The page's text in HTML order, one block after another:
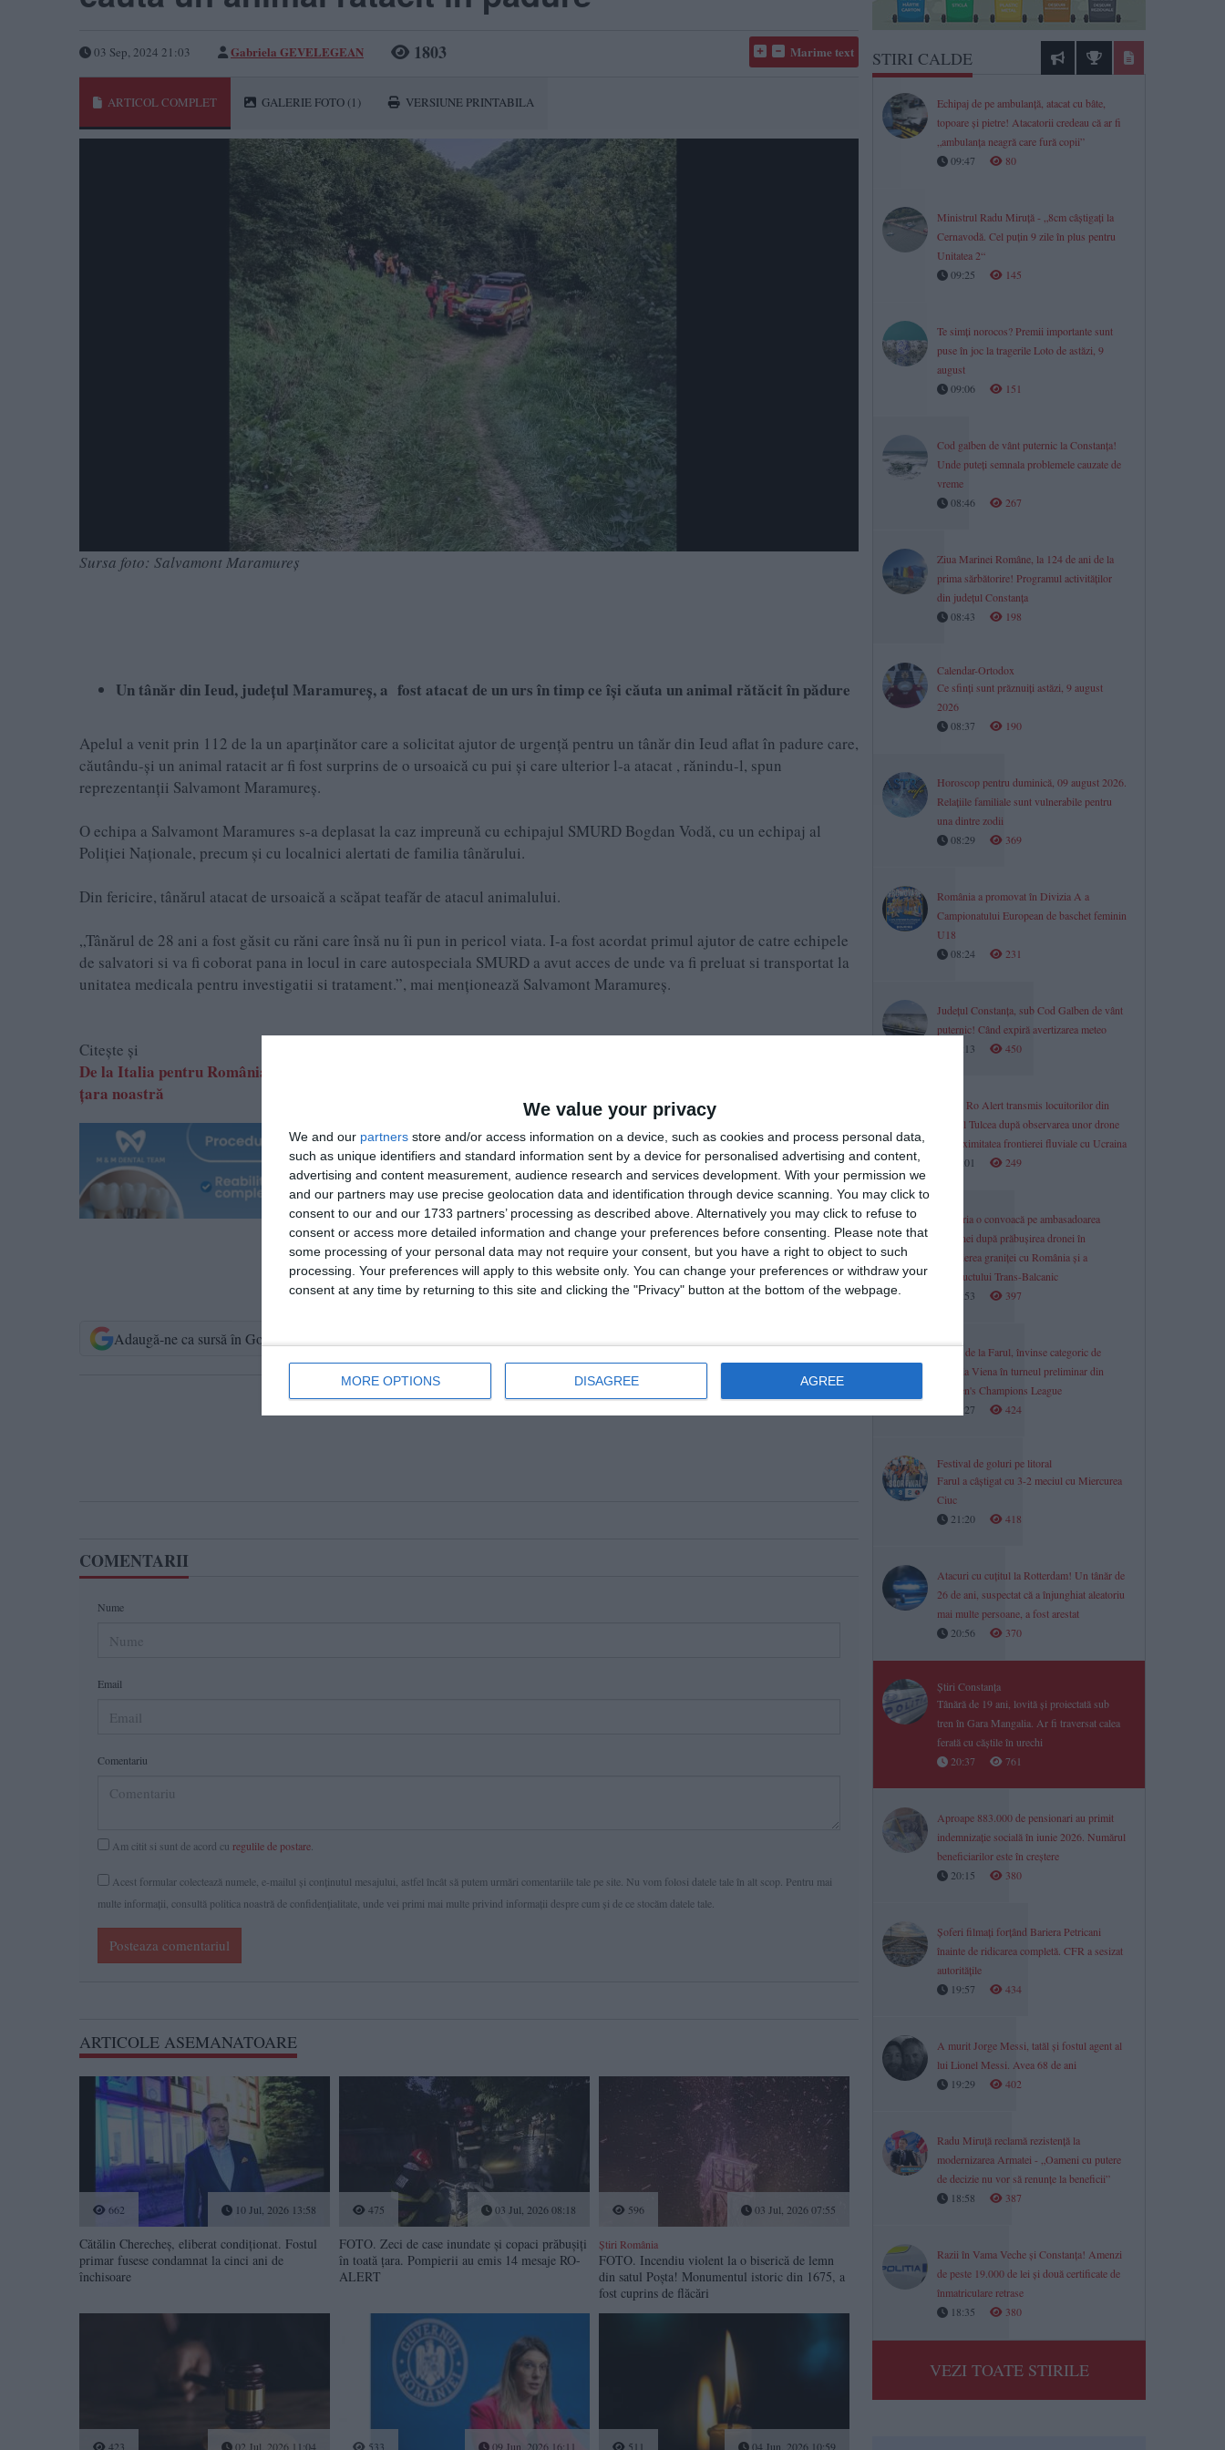
We value your privacy
We and our partners store and/or access information on a device, such as cookies and process personal data,
such as unique identifiers and standard information sent by a device for personalised advertising and content,
advertising and content measurement, audience research and services development. With your permission we
and our partners may use precise geolocation data and identification through device scanning. You may click to
consent to our and our 1733 partners’ processing as described above. Alternatively you may click to refuse to
consent or access more detailed information and change your preferences before consenting.
Please note that
some processing of your personal data may not require your consent, but you have a right to object to such
processing. Your preferences will apply to this website only. You can change your preferences or withdraw your
consent at any time by returning to this site and clicking the "Privacy" button at the bottom of the webpage.
MORE OPTIONS DISAGREE AGREE
03 Sep, 2024 21:03 Gabriela GEVELEGEAN 1803 Marime text
ARTICOL COMPLET GALERIE FOTO (1) VERSIUNE PRINTABILA
Sursa foto: Salvamont Maramureș
Un tânăr din Ieud, județul Maramureș, a fost atacat de un urs în timp ce își căuta un animal rătăcit în pădure
Apelul a venit prin 112 de la un aparținător care a solicitat ajutor de urgență pentru un tânăr din Ieud aflat în padure care,
căutându-și un animal ratacit ar fi fost surprins de o ursoaică cu pui și care ulterior l-a atacat , rănindu-l, spun
reprezentanții Salvamont Maramureș.
O echipa a Salvamont Maramures s-a deplasat la caz impreună cu echipajul SMURD Bogdan Vodă, cu un echipaj al
Poliției Naționale, precum și cu localnici alertati de familia tânărului.
Din fericire, tânărul atacat de ursoaică a scăpat teafăr de atacul animalului.
„Tânărul de 28 ani a fost găsit cu răni care însă nu îi pun in pericol viata. I-a fost acordat primul ajutor de catre echipele
de salvatori si va fi coborat pana in locul in care autospeciala SMURD a avut acces de unde va fi preluat si transportat la
unitatea medicala pentru investigatii si tratament.”, mai menționează Salvamont Maramureș.
Citește și
De la Italia pentru RomâniaUciderea unui urs care a atacat un turist, oprită pe motiv că animalul ar putea fi adus în
țara noastră
Adaugă-ne ca sursă în Google
Ti-a placut articolul?
COMENTARII
Nume
Email
Comentariu
Am citit si sunt de acord cu regulile de postare.
Acest formular colectează numele, e-mailul şi conținutul mesajului, astfel încât să putem urmări comentariile tale pe site. Nu vom folosi datele tale în alt scop. Pentru mai
multe informaţii, consultă politica noastră de confidenţialitate, unde vei primi mai multe privind informaţii despre cum și de ce stocăm datele tale.
Posteaza comentariul
ARTICOLE ASEMANATOARE
662 10 Jul, 2026 13:58
Cătălin Cherecheș, eliberat condiționat. Fostul
primar fusese condamnat la cinci ani de
închisoare
475 03 Jul, 2026 08:18
FOTO. Zeci de case inundate și copaci prăbușiți
în toată țara. Pompierii au emis 14 mesaje RO-
ALERT
596 03 Jul, 2026 07:55
Știri România
FOTO. Incendiu violent la o biserică de lemn
din satul Poșta! Monumentul istoric din 1675, a
fost cuprins de flăcări
423 02 Jul, 2026 11:04 533 09 Jun, 2026 16:11 511 04 Jun, 2026 10:59
STIRI CALDE
Echipaj de pe ambulanță, atacat cu bâte,
topoare şi pietre! Atacatorii credeau că ar fi
„ambulanţa neagră care fură copii”
09:47
80
Ministrul Radu Miruță - „8cm câștigați la
Cernavodă. Cel puțin 9 zile în plus pentru
Unitatea 2“
09:25
145
Te simți norocos? Premii importante sunt
puse în joc la tragerile Loto de astăzi, 9
august
09:06
151
Cod galben de vânt puternic la Constanța!
Unde puteți semnala problemele cauzate de
vreme
08:46
267
Ziua Marinei Române, la 124 de ani de la
prima sărbătorire! Programul activităților
din județul Constanța
08:43
198
Calendar-Ortodox
Ce sfinți sunt prăznuiți astăzi, 9 august
2026
08:37
190
Horoscop pentru duminică, 09 august 2026.
Relațiile familiale sunt vulnerabile pentru
una dintre zodii
08:29
369
România a promovat în Divizia A a
Campionatului European de baschet feminin
U18
08:24
231
Județul Constanța, sub Cod Galben de vânt
puternic! Când expiră avertizarea meteo
08:13
450
Mesaj Ro Alert transmis locuitorilor din
județul Tulcea după observarea unor drone
în proximitatea frontierei fluviale cu Ucraina
08:01
249
Bulgaria o convoacă pe ambasadoarea
Ucrainei după prăbușirea dronei în
apropierea graniței cu România și a
gazoductului Trans-Balcanic
21:53
397
Fetele de la Farul, învinse categoric de
Austria Viena în turneul preliminar din
Women's Champions League
21:27
424
Festival de goluri pe litoral
Farul a câștigat cu 3-2 meciul cu Miercurea
Ciuc
21:20
418
Atacuri cu cuțitul la Rotterdam! Un tânăr de
26 de ani, suspectat că a înjunghiat aleatoriu
mai multe persoane, a fost arestat
20:56
370
Știri Constanța
Tânără de 19 ani, lovită și proiectată sub
tren în Gara Mangalia. Ar fi traversat calea
ferată cu căștile în urechi
20:37
761
Aproape 883.000 de pensionari au primit
indemnizație socială în iunie 2026. Numărul
beneficiarilor este în creștere
20:15
380
Șoferi filmați forțând Bariera Petricani
înainte de ridicarea completă. CFR a sesizat
autoritățile
19:57
434
A murit Jorge Messi, tatăl și fostul agent al
lui Lionel Messi. Avea 68 de ani
19:29
402
Radu Miruță reclamă rezistență la
modernizarea Armatei - „Oameni cu putere
de decizie nu vor să renunțe la beneficii”
18:58
387
Razii în Vama Veche și Constanța! Amenzi
de peste 19.000 de lei și două certificate de
înmatriculare retrase
18:35
380
VEZI TOATE STIRILE